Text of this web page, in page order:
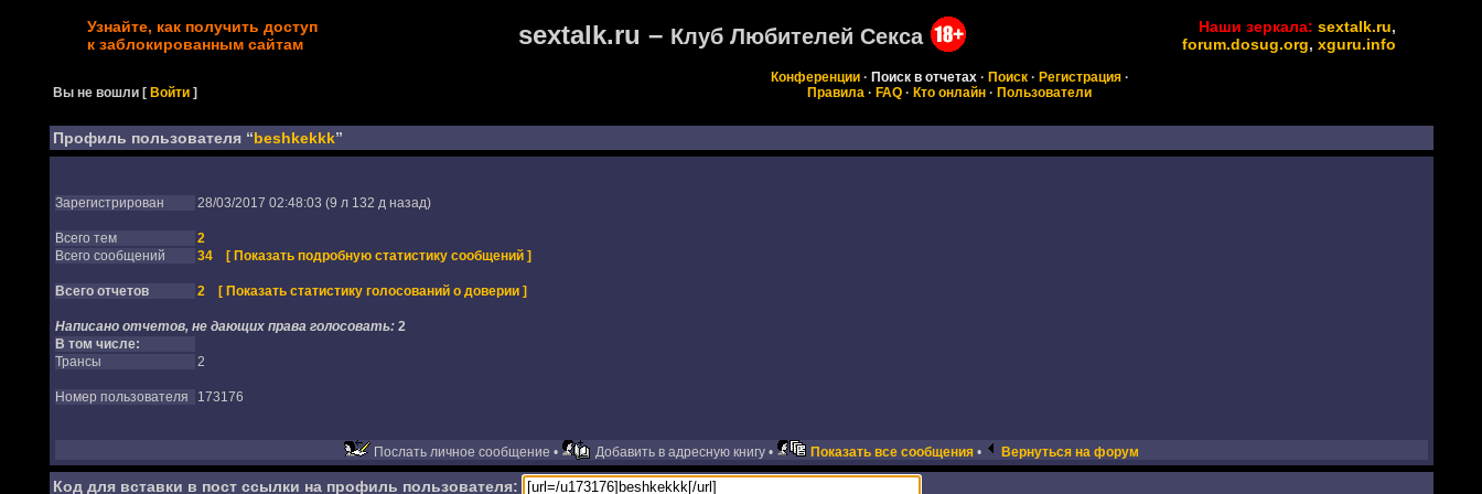
Узнайте, как получить доступ
к заблокированным сайтам
sextalk.ru – Клуб Любителей Секса Наши зеркала: sextalk.ru,
forum.dosug.org, xguru.info
Вы не вошли [Войти ]
Конференции· Поиск в отчетах· Поиск· Регистрация·
Правила · FAQ · Кто онлайн · Пользователи
Профиль пользователя “beshkekkk”
Зарегистрирован 28/03/2017 02:48:03 (9 л 132 д назад)
Всего тем
2
Всего сообщений
34 [ Показать подробную статистику сообщений ]
Всего отчетов 2 [ Показать статистику голосований о доверии ]
Написано отчетов, не дающих права голосовать: 2
В том числе:
Трансы
2
Номер пользователя 173176
Послать личное сообщение • Добавить в адресную книгу • Показать все сообщения• Вернуться на форум
Код для вставки в пост ссылки на профиль пользователя: